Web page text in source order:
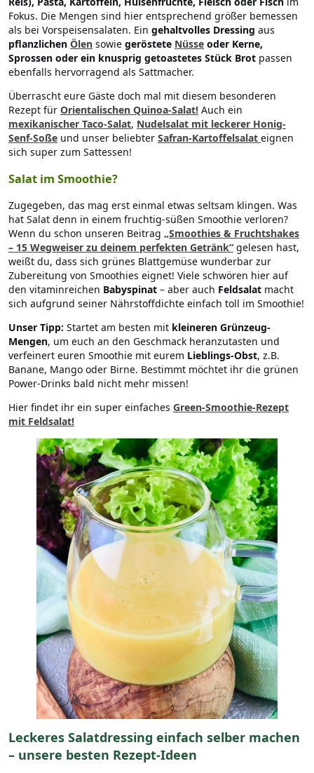
Fokus. Die Mengen sind hier entsprechend größer bemessen
als bei Vorspeisensalaten. Ein gehaltvolles Dressing aus
pflanzlichen Ölen sowie geröstete Nüsse oder Kerne,
Sprossen oder ein knusprig getoastetes Stück Brot passen
ebenfalls hervorragend als Sattmacher.
Überrascht eure Gäste doch mal mit diesem besonderen
Rezept für Orientalischen Quinoa-Salat! Auch ein
mexikanischer Taco-Salat, Nudelsalat mit leckerer Honig-
Senf-Soße und unser beliebter Safran-Kartoffelsalat eignen
sich super zum Sattessen!
Salat im Smoothie?
Zugegeben, das mag erst einmal etwas seltsam klingen. Was
hat Salat denn in einem fruchtig-süßen Smoothie verloren?
Wenn du schon unseren Beitrag „Smoothies & Fruchtshakes
– 15 Wegweiser zu deinem perfekten Getränk“ gelesen hast,
weißt du, dass sich grünes Blattgemüse wunderbar zur
Zubereitung von Smoothies eignet! Viele schwören hier auf
den vitaminreichen Babyspinat – aber auch Feldsalat macht
sich aufgrund seiner Nährstoffdichte einfach toll im Smoothie!
Unser Tipp: Startet am besten mit kleineren Grünzeug-
Mengen, um euch an den Geschmack heranzutasten und
verfeinert euren Smoothie mit eurem Lieblings-Obst, z.B.
Banane, Mango oder Birne. Bestimmt möchtet ihr die grünen
Power-Drinks bald nicht mehr missen!
Hier findet ihr ein super einfaches Green-Smoothie-Rezept
mit Feldsalat!
Leckeres Salatdressing einfach selber machen
– unsere besten Rezept-Ideen